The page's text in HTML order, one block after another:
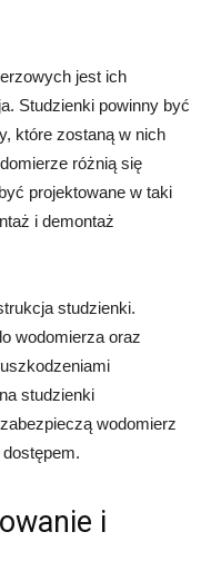
jest ich
Studzienki powinny być
które zostaną w nich
różnią się
projektowane w taki
i demontaż
studzienki.
wodomierza oraz
studzienki
wodomierz
i